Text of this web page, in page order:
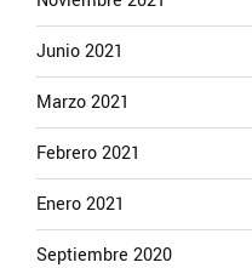
Junio 2021
Marzo 2021
Febrero 2021
Enero 2021
Septiembre 2020